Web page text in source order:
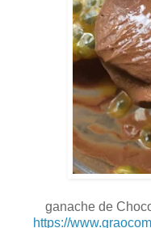
ganache de
https://